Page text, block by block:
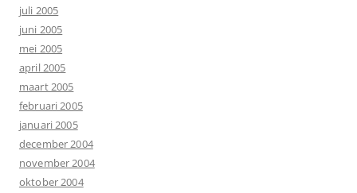
juli 2005
juni 2005
mei 2005
april 2005
maart 2005
februari 2005
januari 2005
december 2004
november 2004
oktober 2004